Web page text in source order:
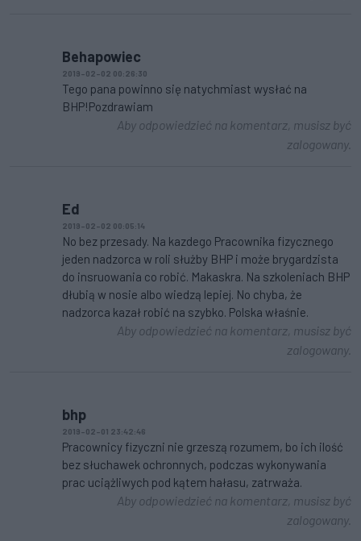
Behapowiec
2019-02-02 00:26:30
Tego pana powinno się natychmiast wysłać na
BHP!Pozdrawiam
Aby odpowiedzieć na komentarz, musisz być
zalogowany.
Ed
2019-02-02 00:05:14
No bez przesady. Na kazdego Pracownika fizycznego
jeden nadzorca w roli służby BHP i może brygardzista
do insruowania co robić. Makaskra. Na szkoleniach BHP
dłubią w nosie albo wiedzą lepiej. No chyba, że
nadzorca kazał robić na szybko. Polska właśnie.
Aby odpowiedzieć na komentarz, musisz być
zalogowany.
bhp
2019-02-01 23:42:46
Pracownicy fizyczni nie grzeszą rozumem, bo ich ilość
bez słuchawek ochronnych, podczas wykonywania
prac uciążliwych pod kątem hałasu, zatrważa.
Aby odpowiedzieć na komentarz, musisz być
zalogowany.